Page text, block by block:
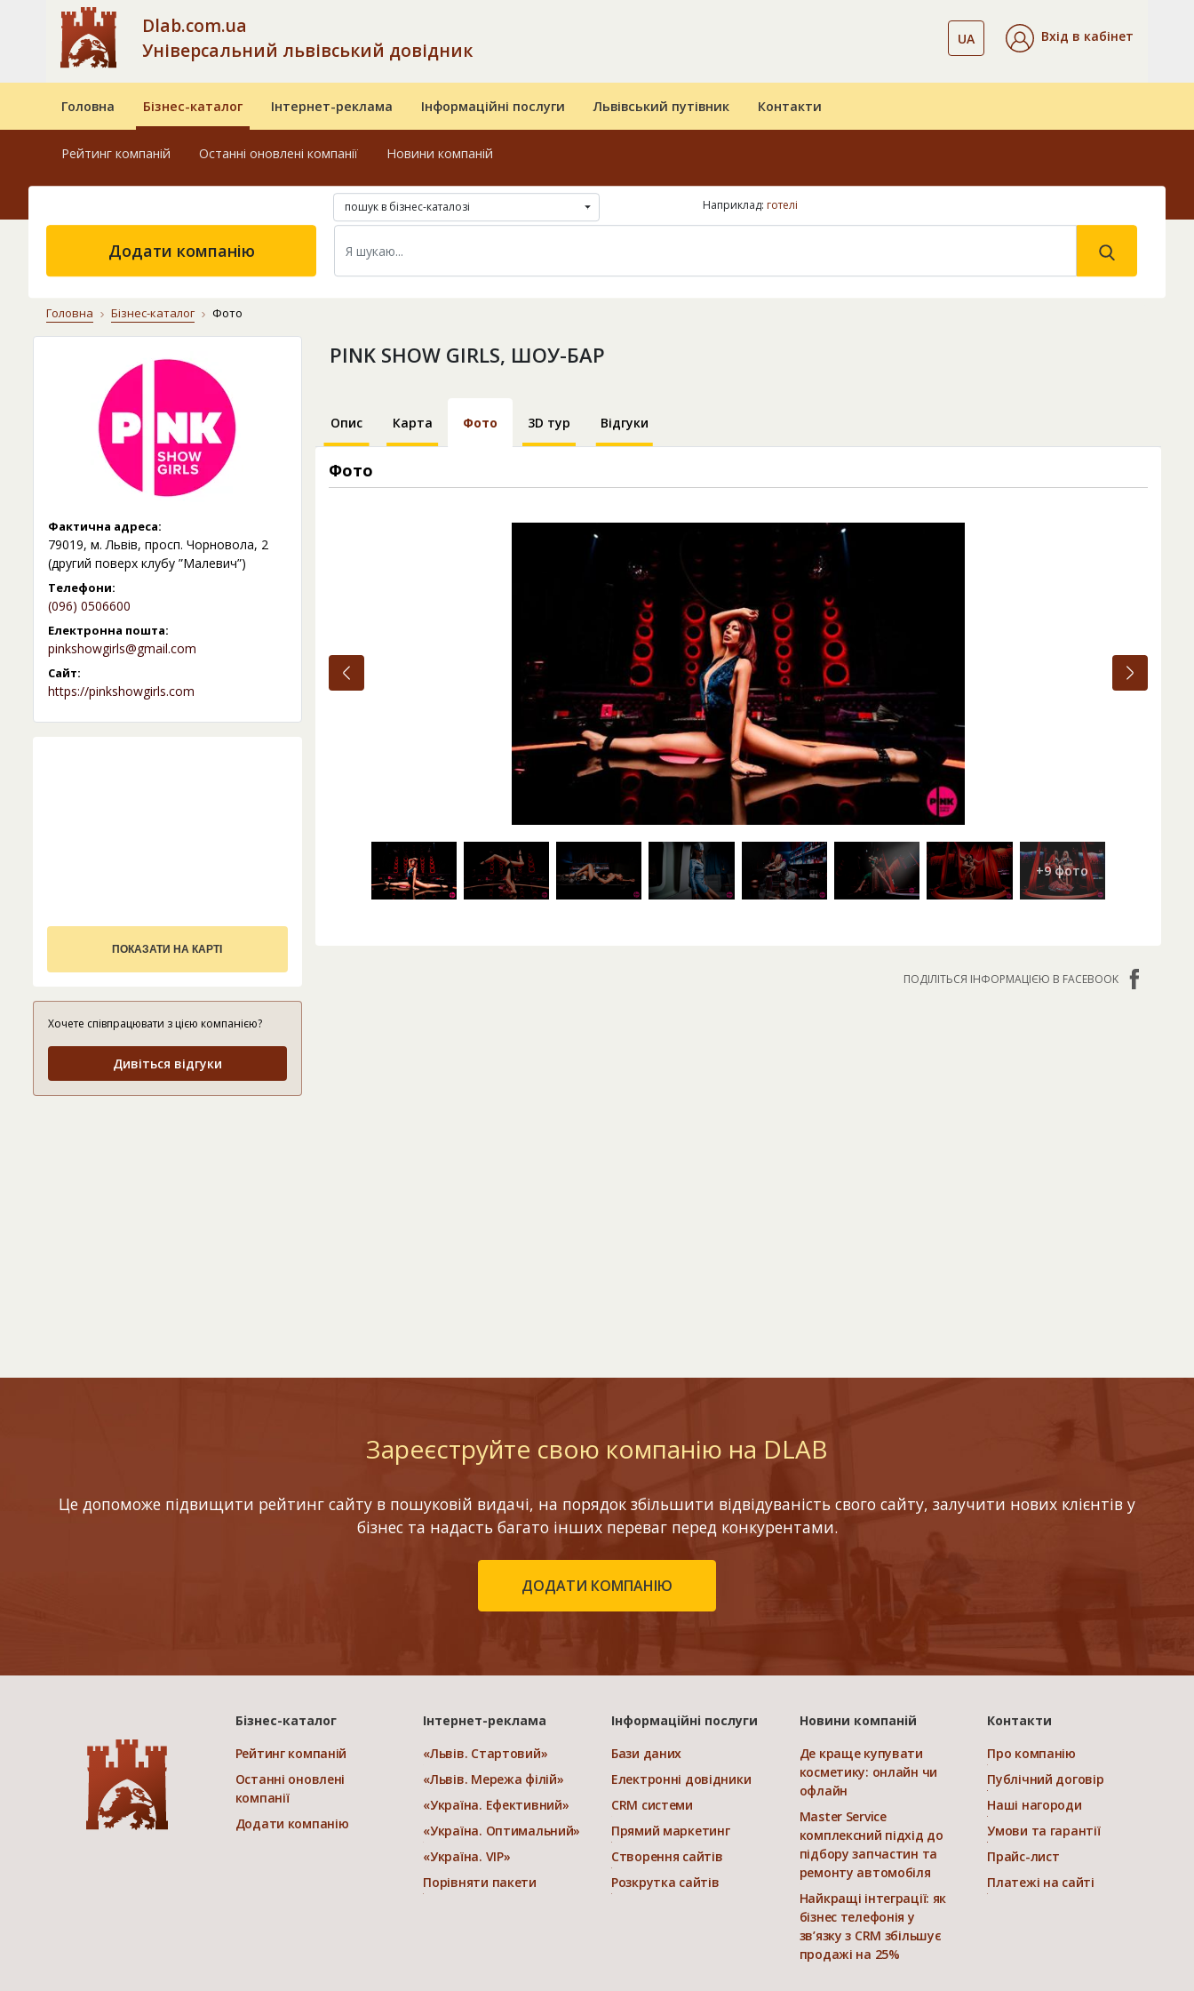
Dlab.com.ua
Універсальний львівський довідник
UA Вхід в кабінет
Головна Бізнес-каталог Інтернет-реклама Інформаційні послуги Львівський путівник Контакти
Рейтинг компаній Останні оновлені компанії Новини компаній
пошук в бізнес-каталозі Наприклад: готелі
Додати компанію
Головна Бізнес-каталог Фото
Фактична адреса:
79019, м. Львів, просп. Чорновола, 2
(другий поверх клубу ”Малевич”)
Телефони:
(096) 0506600
Електронна пошта:
pinkshowgirls@gmail.com
Сайт:
https://pinkshowgirls.com
ПОКАЗАТИ НА КАРТІ
Хочете співпрацювати з цією компанією?
Дивіться відгуки
PINK SHOW GIRLS, ШОУ-БАР
Опис Карта Фото 3D тур Відгуки
Фото
ПОДІЛІТЬСЯ ІНФОРМАЦІЄЮ В FACEBOOK
Зареєструйте свою компанію на DLAB
Це допоможе підвищити рейтинг сайту в пошуковій видачі, на порядок збільшити відвідуваність свого сайту, залучити нових клієнтів у
бізнес та надасть багато інших переваг перед конкурентами.
ДОДАТИ КОМПАНІЮ
Бізнес-каталог
Рейтинг компаній
Останні оновлені
компанії
Додати компанію
Інтернет-реклама
«Львів. Стартовий»
«Львів. Мережа філій»
«Україна. Ефективний»
«Україна. Оптимальний»
«Україна. VIP»
Порівняти пакети
Інформаційні послуги
Бази даних
Електронні довідники
CRM системи
Прямий маркетинг
Створення сайтів
Розкрутка сайтів
Новини компаній
Де краще купувати
косметику: онлайн чи
офлайн
Master Service
комплексний підхід до
підбору запчастин та
ремонту автомобіля
Найкращі інтеграції: як
бізнес телефонія у
зв’язку з CRM збільшує
продажі на 25%
Контакти
Про компанію
Публічний договір
Наші нагороди
Умови та гарантії
Прайс-лист
Платежі на сайті